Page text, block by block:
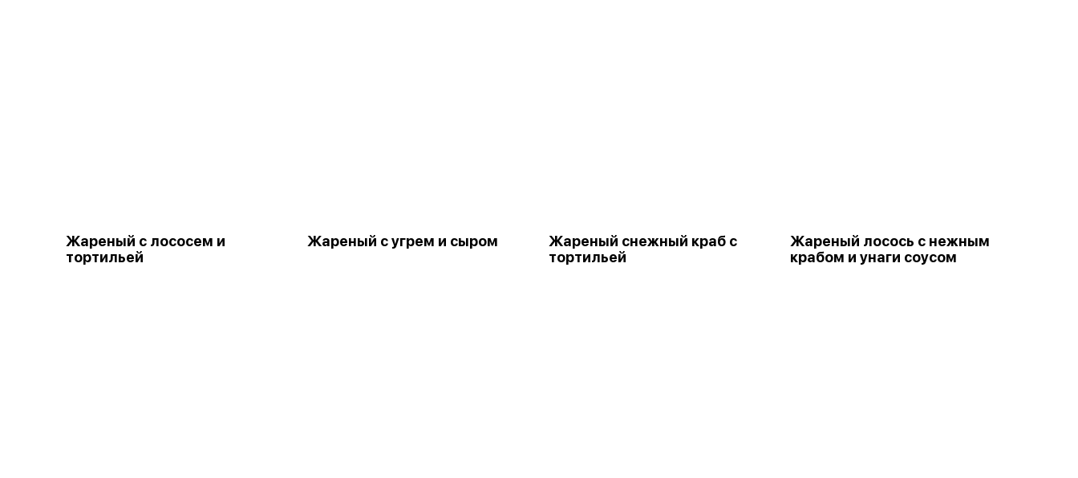
Жареный с лососем и
тортильей
Жареный с угрем и сыром
Жареный снежный краб с
тортильей
Жареный лосось с нежным
крабом и унаги соусом